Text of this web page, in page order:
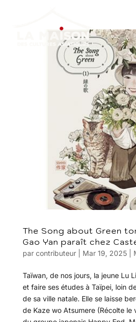
The Song about Green
Gao Yan paraît chez
par contributeur| Mar 19, 2025|
Taïwan, de nos jours, la jeune Lu
et faire ses études à Taïpei, loin
de sa ville natale. Elle se laisse
de Kaze wo Atsumere (Récolte le